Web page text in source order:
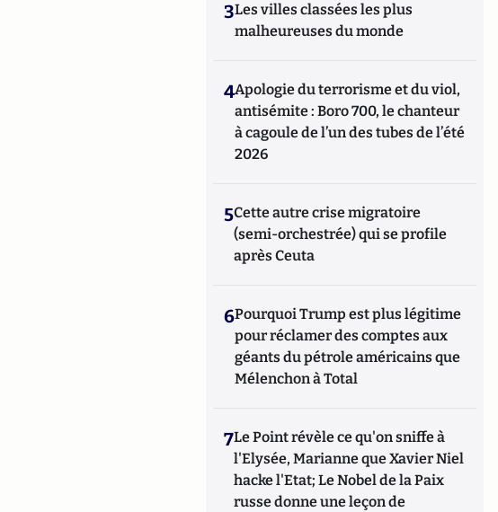
3Les villes classées les plus
malheureuses du monde
4Apologie du terrorisme et du viol,
antisémite : Boro 700, le chanteur
à cagoule de l’un des tubes de l’été
2026
5Cette autre crise migratoire
(semi-orchestrée) qui se profile
après Ceuta
6Pourquoi Trump est plus légitime
pour réclamer des comptes aux
géants du pétrole américains que
Mélenchon à Total
7Le Point révèle ce qu'on sniffe à
l'Elysée, Marianne que Xavier Niel
hacke l'Etat; Le Nobel de la Paix
russe donne une leçon de